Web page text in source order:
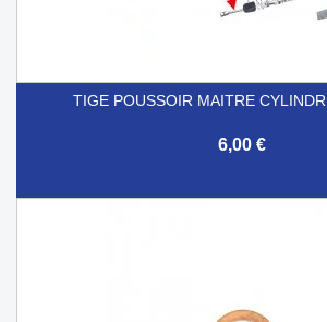
TIGE POUSSOIR MAITRE
6,00 €